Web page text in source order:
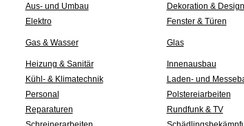
Aus- und Umbau
Dekoration & Design
Elektro
Fenster & Türen
Gas & Wasser Glas
Heizung & Sanitär
Innenausbau
Kühl- & Klimatechnik
Laden- und
Personal
Polstereiarbeiten
Reparaturen
Rundfunk & TV